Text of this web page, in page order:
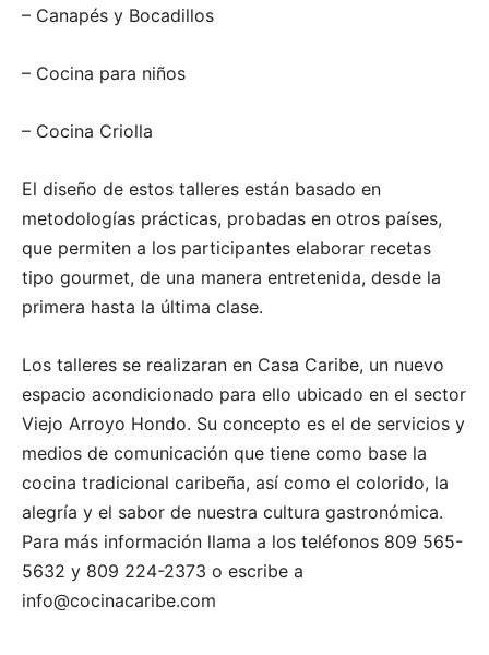
– Canapés y Bocadillos
– Cocina para niños
– Cocina Criolla
El diseño de estos talleres están basado en
metodologías prácticas, probadas en otros países,
que permiten a los participantes elaborar recetas
tipo gourmet, de una manera entretenida, desde la
primera hasta la última clase.
Los talleres se realizaran en Casa Caribe, un nuevo
espacio acondicionado para ello ubicado en el sector
Viejo Arroyo Hondo. Su concepto es el de servicios y
medios de comunicación que tiene como base la
cocina tradicional caribeña, así como el colorido, la
alegría y el sabor de nuestra cultura gastronómica.
Para más información llama a los teléfonos 809 565-
5632 y 809 224-2373 o escribe a
info@cocinacaribe.com